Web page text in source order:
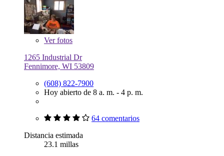
Verfotos
1265 Industrial Dr
Fennimore, WI 53809
(608) 822-7900
Hoy abierto de 8 a. m. - 4 p. m.
64 comentarios
Distancia estimada
23.1 millas